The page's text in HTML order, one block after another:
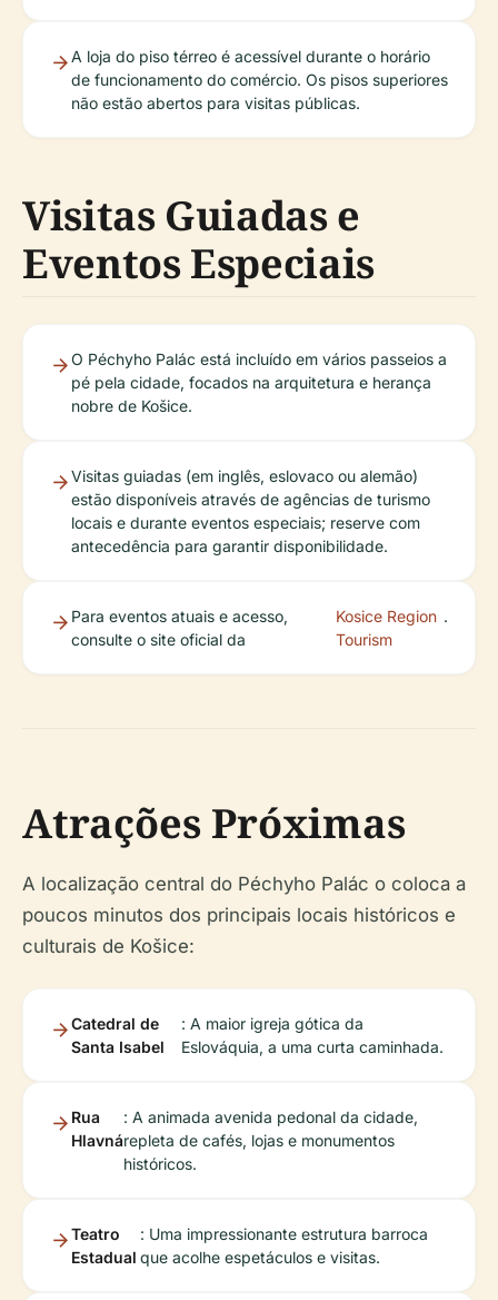
A loja do piso térreo é acessível durante o horário
de funcionamento do comércio. Os pisos superiores
não estão abertos para visitas públicas.
Visitas Guiadas e
Eventos Especiais
O Péchyho Palác está incluído em vários passeios a
pé pela cidade, focados na arquitetura e herança
nobre de Košice.
Visitas guiadas (em inglês, eslovaco ou alemão)
estão disponíveis através de agências de turismo
locais e durante eventos especiais; reserve com
antecedência para garantir disponibilidade.
Para eventos atuais e acesso,
consulte o site oficial da
Kosice Region
Tourism
.
Atrações Próximas
A localização central do Péchyho Palác o coloca a
poucos minutos dos principais locais históricos e
culturais de Košice:
Catedral de
Santa Isabel
: A maior igreja gótica da
Eslováquia, a uma curta caminhada.
Rua
Hlavná
: A animada avenida pedonal da cidade,
repleta de cafés, lojas e monumentos
históricos.
Teatro
Estadual
: Uma impressionante estrutura barroca
que acolhe espetáculos e visitas.